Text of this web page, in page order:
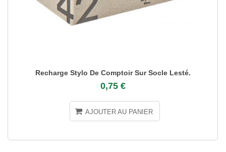
Recharge Stylo De Comptoir Sur Socle Lesté.
0,75 €
AJOUTER AU PANIER